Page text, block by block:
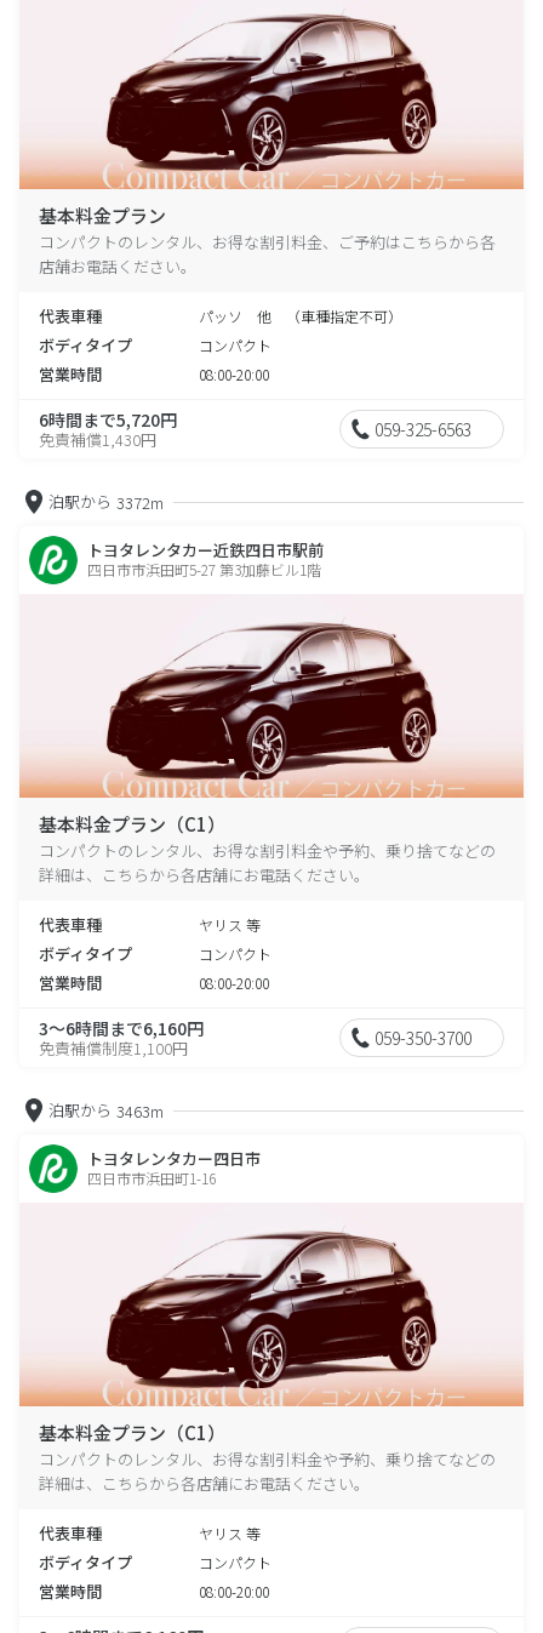
基本料金プラン
コンパクトのレンタル、お得な割引料金、ご予約はこちらから各
店舗お電話ください。
代表車種 パッソ 他 （車種指定不可）
ボディタイプ コンパクト
営業時間 08:00-20:00
6時間まで5,720円
免責補償1,430円 059-325-6563
泊駅から 3372m
トヨタレンタカー近鉄四日市駅前
四日市市浜田町5-27 第3加藤ビル1階
基本料金プラン（C1）
コンパクトのレンタル、お得な割引料金や予約、乗り捨てなどの
詳細は、こちらから各店舗にお電話ください。
代表車種 ヤリス 等
ボディタイプ コンパクト
営業時間 08:00-20:00
3～6時間まで6,160円
免責補償制度1,100円 059-350-3700
泊駅から 3463m
トヨタレンタカー四日市
四日市市浜田町1-16
基本料金プラン（C1）
コンパクトのレンタル、お得な割引料金や予約、乗り捨てなどの
詳細は、こちらから各店舗にお電話ください。
代表車種 ヤリス 等
ボディタイプ コンパクト
営業時間 08:00-20:00